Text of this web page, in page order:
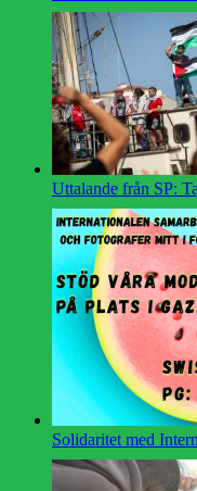
Uttalande från SP:
Solidaritet med